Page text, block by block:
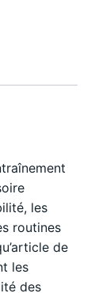
les
routines
de
les
des